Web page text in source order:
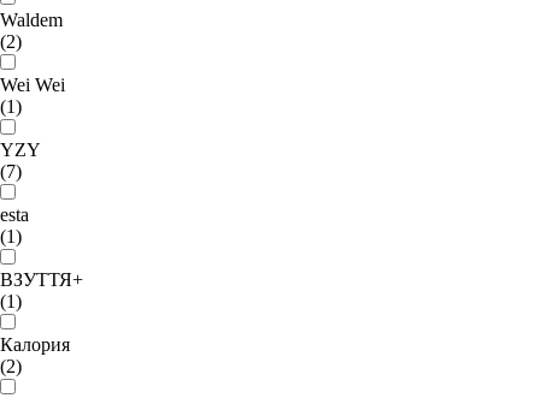
Waldem
(2)
Wei Wei
(1)
YZY
(7)
esta
(1)
ВЗУТТЯ+
(1)
Калория
(2)